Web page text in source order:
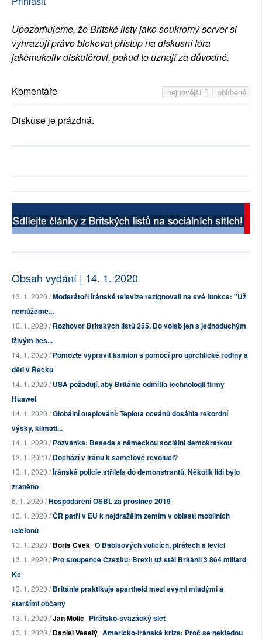
Upozorňujeme, že Britské listy jako soukromý server si
vyhrazují právo blokovat přístup na diskusní fóra
jakémukoliv diskutérovi, pokud to uznají za důvodné.
nejnovější oblíbené
Komentáře
Diskuse je prázdná.
Obsah vydání | 14. 1. 2020
13. 1. 2020 /Moderátoři íránské televize rezignovali na své funkce: "Už
nemůžeme...
10. 1. 2020 /Rozhovor Britských listů 255. Do voleb jen s jednoduchým
lživým hes...
14. 1. 2020 /Pomozte vypravit kamion s pomocí pro uprchlické rodiny a
děti v Řecku
14. 1. 2020 /USA požadují, aby Británie odmítla technologii firmy
Huawei
14. 1. 2020 /Globální oteplování: Teplota oceánů dosáhla rekordní
výšky, klimati...
14. 1. 2020 /Pozvánka: Beseda s německou sociální demokratkou
13. 1. 2020 /Dochází v Íránu k sametové revoluci?
13. 1. 2020 /Íránská policie střílela do demonstrantů. Několik lidí bylo
zraněno
6. 1. 2020 /Hospodaření OSBL za prosinec 2019
13. 1. 2020 /ČR patří v EU k nejdražším zemím v oblasti mobilních
telefonů
13. 1. 2020 /Boris Cvek O Babišových voličích, pirátech a levici
13. 1. 2020 /Pro stoupence Czexitu: Brexit už stál Británii 3 864 miliard
Kč
13. 1. 2020 /Británie praktikuje apartheid mezi svými mladými a
staršími občany
13. 1. 2020 /Jan Molič Pirátsko-svazácký slet
13. 1. 2020 /Daniel Veselý Americko-íránská krize: Proč se nekladou